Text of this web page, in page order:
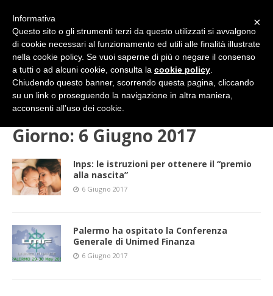
2017 GIUGNO
Giorno: 6 Giugno 2017
Inps: le istruzioni per ottenere il “premio
alla nascita”
6 Giugno 2017
Palermo ha ospitato la Conferenza
Generale di Unimed Finanza
6 Giugno 2017
×
Informativa
Questo sito o gli strumenti terzi da questo utilizzati si avvalgono
di cookie necessari al funzionamento ed utili alle finalità illustrate
nella cookie policy. Se vuoi saperne di più o negare il consenso
a tutti o ad alcuni cookie, consulta la cookie policy
Chiudendo questo banner, scorrendo questa pagina, cliccando
su un link o proseguendo la navigazione in altra maniera,
acconsenti all’uso dei cookie.